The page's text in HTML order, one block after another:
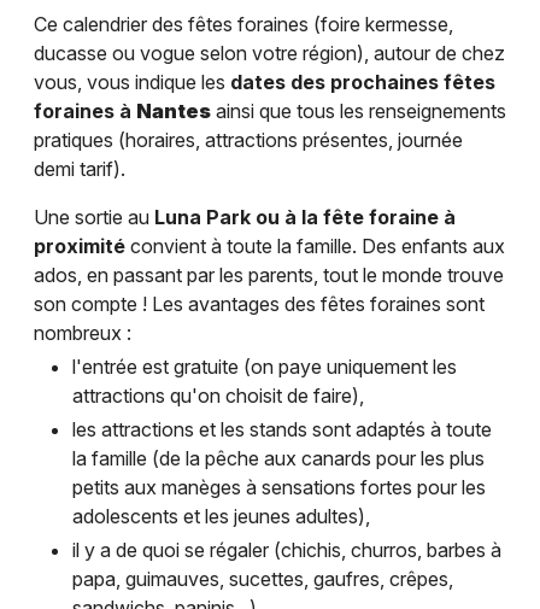
Ce calendrier des fêtes foraines (foire kermesse,
ducasse ou vogue selon votre région), autour de chez
vous, vous indique les dates des prochaines fêtes
foraines à Nantes ainsi que tous les renseignements
pratiques (horaires, attractions présentes, journée
demi tarif).
Une sortie au Luna Park ou à la fête foraine à
proximité convient à toute la famille. Des enfants aux
ados, en passant par les parents, tout le monde trouve
son compte ! Les avantages des fêtes foraines sont
nombreux :
l'entrée est gratuite (on paye uniquement les
attractions qu'on choisit de faire),
les attractions et les stands sont adaptés à toute
la famille (de la pêche aux canards pour les plus
petits aux manèges à sensations fortes pour les
adolescents et les jeunes adultes),
il y a de quoi se régaler (chichis, churros, barbes à
papa, guimauves, sucettes, gaufres, crêpes,